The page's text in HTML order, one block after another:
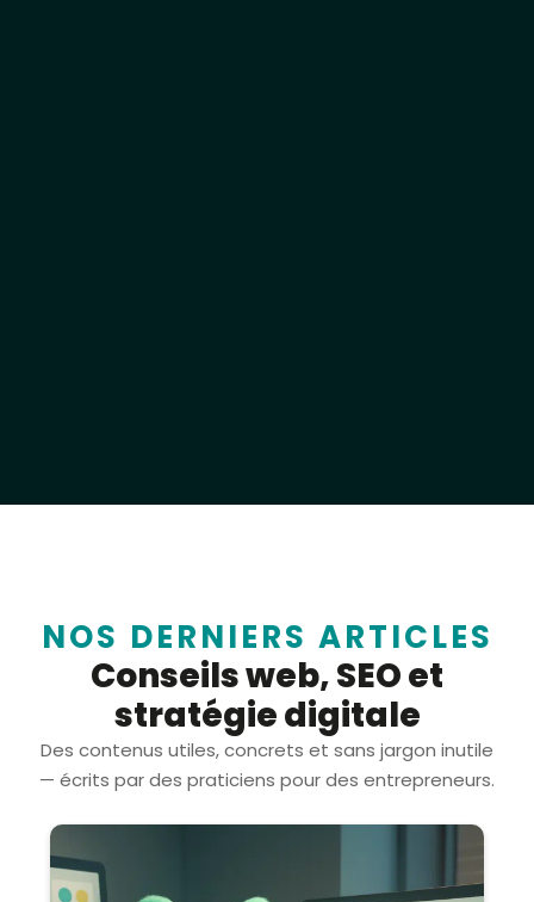
NOS DERNIERS ARTICLES
Conseils web, SEO et
stratégie digitale
Des contenus utiles, concrets et sans jargon inutile
— écrits par des praticiens pour des entrepreneurs.